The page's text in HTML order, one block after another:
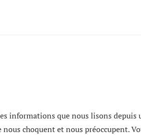
informations que nous lisons depuis
nous choquent et nous préoccupent.